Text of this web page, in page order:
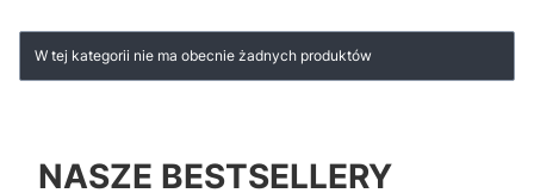
Lista produktów
W tej kategorii nie ma obecnie żadnych produktów
NASZE BESTSELLERY